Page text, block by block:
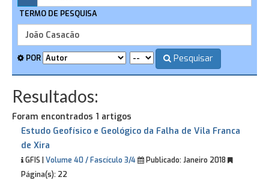
TERMO DE PESQUISA
POR Pesquisar
Resultados:
Foram encontrados 1 artigos
Estudo Geofísico e Geológico da Falha de Vila Franca
de Xira
GFIS | Volume 40 / Fascículo 3/4 Publicado:Janeiro 2018
Página(s): 22